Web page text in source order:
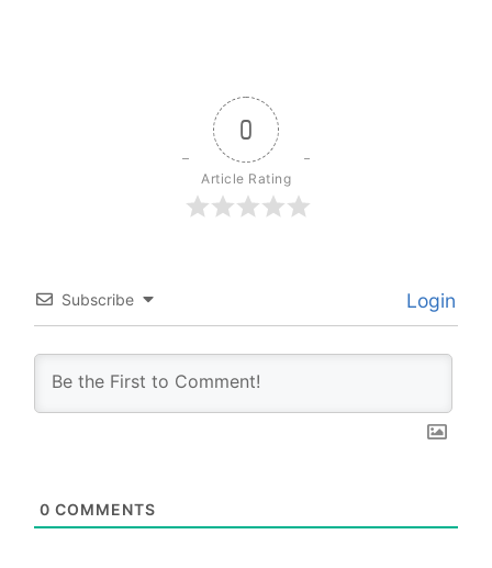
0
Article Rating
Subscribe Login
0 COMMENTS